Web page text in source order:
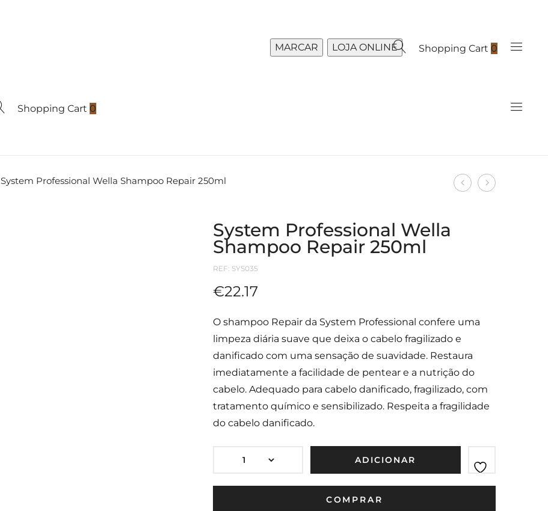
MARCAR LOJA ONLINE Shopping Cart 0
Shopping Cart 0
System Professional Wella Shampoo Repair 250ml
Produto
System
System
System Professional Wella
Shampoo Repair 250ml
REF: SYS035
€22.17
O shampoo Repair da System Professional confere uma
limpeza diária suave que deixa o cabelo fragilizado e
danificado com uma sensação de suavidade. Restaura
imediatamente a facilidade de pentear e a nutrição do
cabelo. Adequado para cabelo danificado, fragilizado, com
tratamento químico e sensibilizado. Respeita a fragilidade
do cabelo danificado.
ADICIONAR
COMPRAR